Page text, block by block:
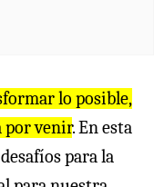
lo posible,
por venir. En esta
para la